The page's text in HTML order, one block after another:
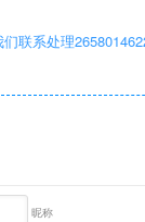
联系处理
昵称